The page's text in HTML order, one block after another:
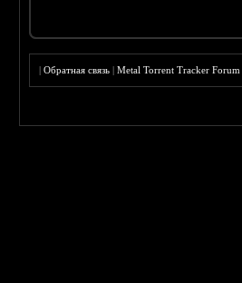
|Обратная связь |Metal Torrent Tracker Forum